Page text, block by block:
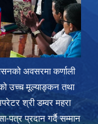
अवसरमा कर्णाली
उच्च मूल्याङ्कन तथा
श्री डम्वर महरा
पत्र प्रदान गर्दै सम्मान